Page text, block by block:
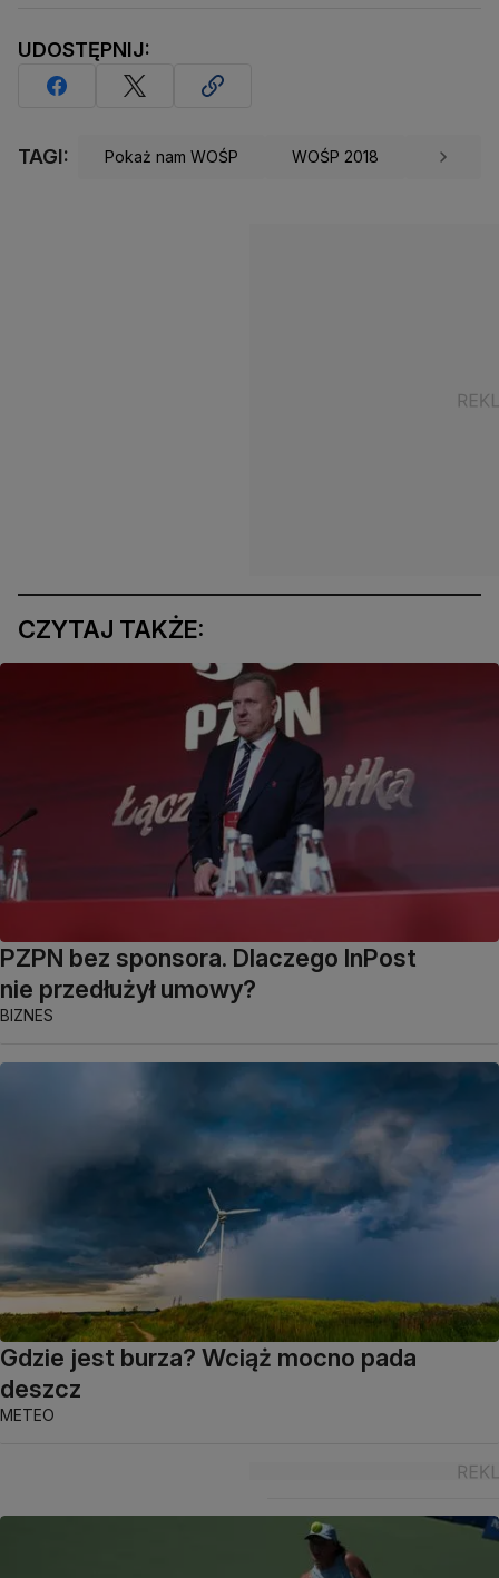
UDOSTĘPNIJ:
TAGI: Pokaż nam WOŚP WOŚP 2018
CZYTAJ TAKŻE:
PZPN bez sponsora. Dlaczego InPost
nie przedłużył umowy?
BIZNES
Gdzie jest burza? Wciąż mocno pada
deszcz
METEO